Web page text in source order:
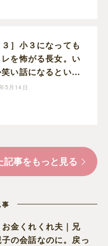
３］小３になっても
レを怖がる長女。い
い話になるといい
。お年頃次女のト
5月14日
記事をもっと見る
お金くれくれ夫｜兄
の会話なのに。戻っ